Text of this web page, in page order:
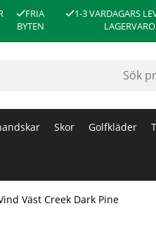
FRIA
BYTEN
1-3 VARDAGARS
Skor Golfkläder
Väst Creek Dark Pine